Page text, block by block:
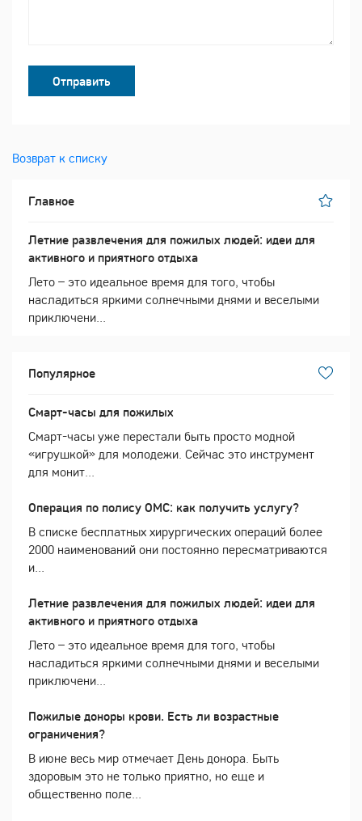
Отправить
Возврат к списку
Главное
Летние развлечения для пожилых людей: идеи для
активного и приятного отдыха
Лето – это идеальное время для того, чтобы
насладиться яркими солнечными днями и веселыми
приключени...
Популярное
Смарт-часы для пожилых
Смарт-часы уже перестали быть просто модной
«игрушкой» для молодежи. Сейчас это инструмент
для монит...
Операция по полису ОМС: как получить услугу?
В списке бесплатных хирургических операций более
2000 наименований они постоянно пересматриваются
и...
Летние развлечения для пожилых людей: идеи для
активного и приятного отдыха
Лето – это идеальное время для того, чтобы
насладиться яркими солнечными днями и веселыми
приключени...
Пожилые доноры крови. Есть ли возрастные
ограничения?
В июне весь мир отмечает День донора. Быть
здоровым это не только приятно, но еще и
общественно поле...